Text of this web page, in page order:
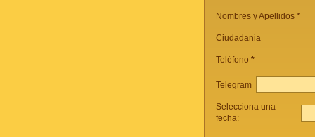
Nombres y Apellidos *
Ciudadania
Teléfono *
Telegram
Selecciona una
fecha: